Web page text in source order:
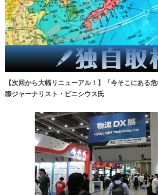
【次回から大幅リニューアル！】「今そこにある
際ジャーナリスト・ビニシウス氏